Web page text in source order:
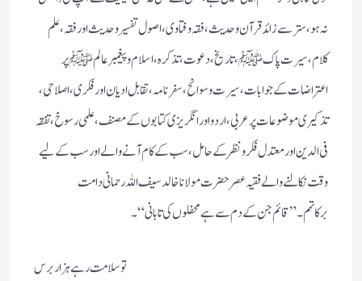
نہ ہو، ستر سے زائد قرآن وحدیث، فقہ وفتاوی،اصول تفسیر وحدیث اورفقہ ،علم
كلام ،سیرت پاك ﷺ، تاریخ، دعوت ،تذکرہ، اسلام وپیغمبر عالم ﷺ پر
اعتراضات كے جوابات ، سیرت وسوانح ،سفرنامہ،تقابل ادیان اور فکری ،اصلاحی ،
تذکیری موضوعات پر عربی، اردو اور انگریزی کتابوں کے مصنف ،علمی رسوخ، تفقہ
فی الدین اور معتدل فکرونظر کے حامل، سب کے کام آنے والے اور سب کے لیے
وقت نکالنے والےفقیہ عصر حضرت مولانا خالد سیف اللہ رحمانی دامت
بركاتہم۔”قائم جن کے دم سے ہے محفلوں کی تابانی“ ۔
توسلامت رہے ہزار برس